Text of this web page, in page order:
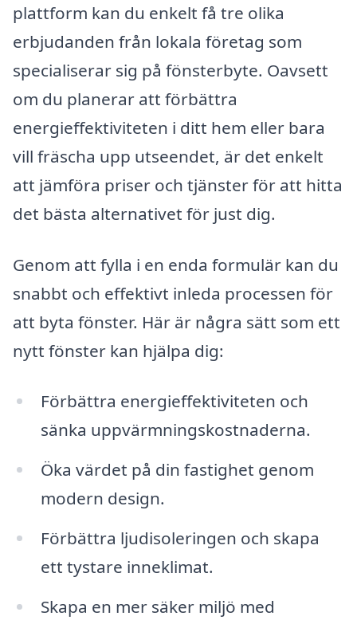
plattform kan du enkelt få tre olika
erbjudanden från lokala företag som
specialiserar sig på fönsterbyte. Oavsett
om du planerar att förbättra
energieffektiviteten i ditt hem eller bara
vill fräscha upp utseendet, är det enkelt
att jämföra priser och tjänster för att hitta
det bästa alternativet för just dig.
Genom att fylla i en enda formulär kan du
snabbt och effektivt inleda processen för
att byta fönster. Här är några sätt som ett
nytt fönster kan hjälpa dig:
Förbättra energieffektiviteten och
sänka uppvärmningskostnaderna.
Öka värdet på din fastighet genom
modern design.
Förbättra ljudisoleringen och skapa
ett tystare inneklimat.
Skapa en mer säker miljö med